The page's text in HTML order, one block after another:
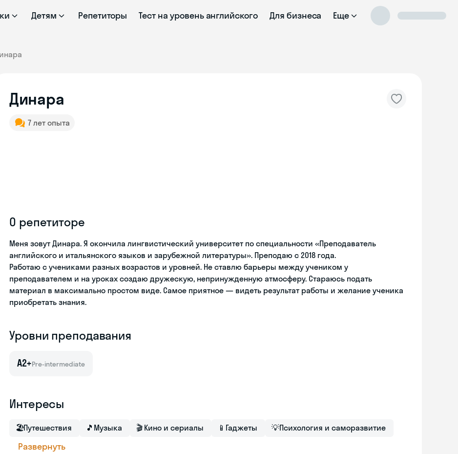
Детям Репетиторы Тест на уровень английского Для бизнеса Еще
Динара
7 лет опыта
О репетиторе
Меня зовут Динара. Я окончила лингвистический университет по специальности «Преподаватель
английского и итальянского языков и зарубежной литературы». Преподаю с 2018 года.
Работаю с учениками разных возрастов и уровней. Не ставлю барьеры между учеником у
преподавателем и на уроках создаю дружескую, непринужденную атмосферу. Стараюсь подать
материал в максимально простом виде. Самое приятное — видеть результат работы и желание ученика
приобретать знания.
Уровни преподавания
A2+Pre-intermediate
Интересы
🏖Путешествия 🎵 Музыка 🎬 Кино и сериалы 📱 Гаджеты 💡Психология и саморазвитие
Развернуть